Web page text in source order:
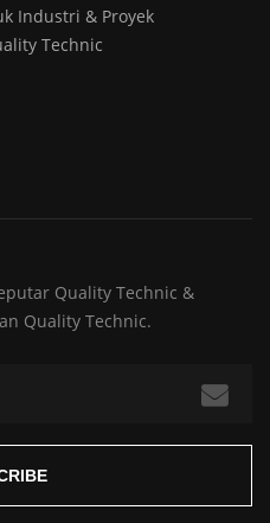
Industri & Proyek
Technic
Quality Technic &
Quality Technic.